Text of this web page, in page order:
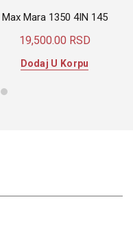
Max Mara 1350 4IN 145
19,500.00 RSD
Dodaj U Korpu